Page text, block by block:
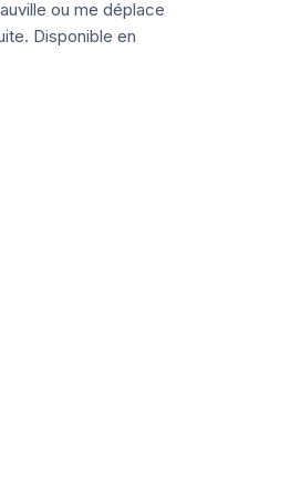
ou me déplace
Disponible en